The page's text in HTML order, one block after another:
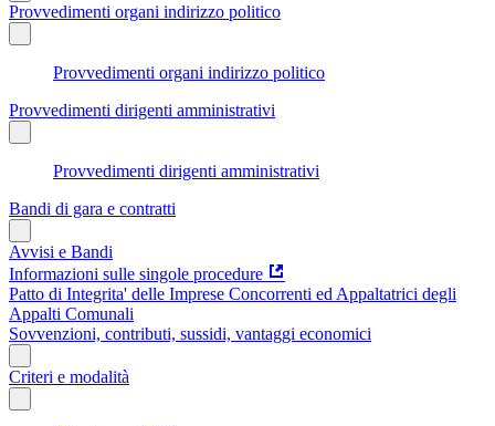
Provvedimenti organi indirizzo politico
Provvedimenti organi indirizzo politico
Provvedimenti dirigenti amministrativi
Provvedimenti dirigenti amministrativi
Bandi di gara e contratti
Avvisi e Bandi
Informazioni sulle singole procedure
Patto di Integrita' delle Imprese Concorrenti ed Appaltatrici degli
Appalti Comunali
Sovvenzioni, contributi, sussidi, vantaggi economici
Criteri e modalità